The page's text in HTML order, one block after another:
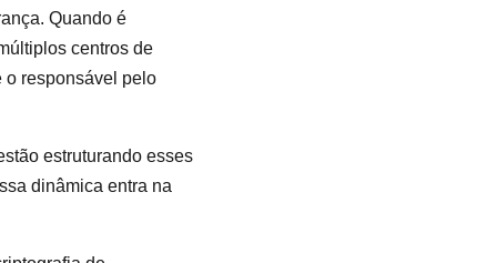
Quando é
centros de
o responsável pelo
estruturando esses
dinâmica entra na